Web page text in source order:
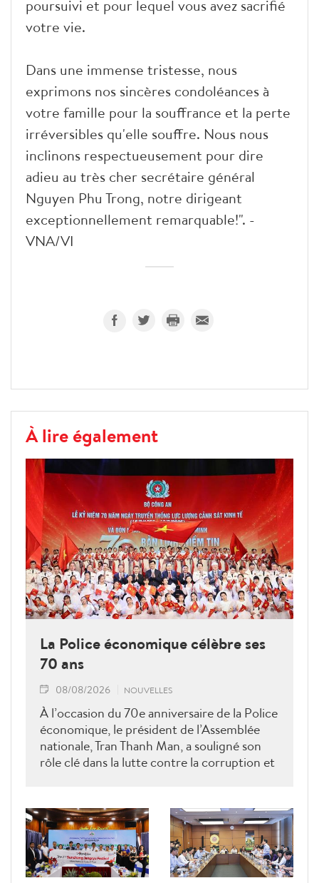
poursuivi et pour lequel vous avez sacrifié
votre vie.
Dans une immense tristesse, nous
exprimons nos sincères condoléances à
votre famille pour la souffrance et la perte
irréversibles qu'elle souffre. Nous nous
inclinons respectueusement pour dire
adieu au très cher secrétaire général
Nguyen Phu Trong, notre dirigeant
exceptionnellement remarquable!". -
VNA/VI
À lire également
La Police économique célèbre ses
70 ans
08/08/2026 NOUVELLES
À l’occasion du 70e anniversaire de la Police
économique, le président de l’Assemblée
nationale, Tran Thanh Man, a souligné son
rôle clé dans la lutte contre la corruption et